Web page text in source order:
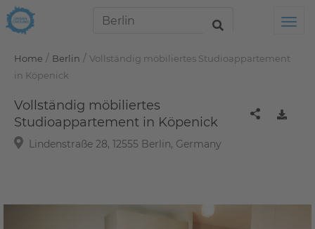
Home / Berlin / Vollständig möbiliertes Studioappartement
in Köpenick
Vollständig möbiliertes
Studioappartement in Köpenick
Lindenstraße 28, 12555 Berlin, Germany